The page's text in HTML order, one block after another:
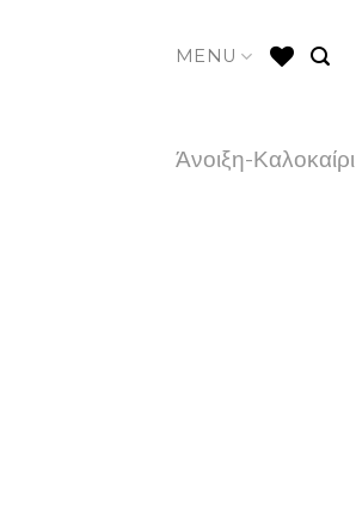
MENU
Άνοιξη-Καλοκαίρι